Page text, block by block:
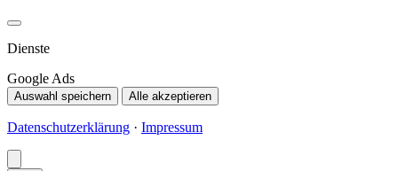
Dienste
Google Ads
Auswahl speichern Alle akzeptieren
Datenschutzerklärung · Impressum